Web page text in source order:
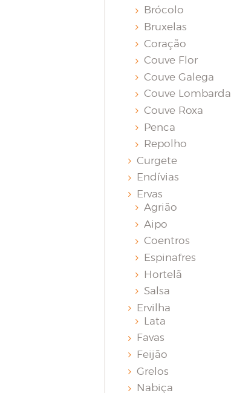
Brócolo
Bruxelas
Coração
Couve Flor
Couve Galega
Couve Lombarda
Couve Roxa
Penca
Repolho
Curgete
Endívias
Ervas
Agrião
Aipo
Coentros
Espinafres
Hortelã
Salsa
Ervilha
Lata
Favas
Feijão
Grelos
Nabiça